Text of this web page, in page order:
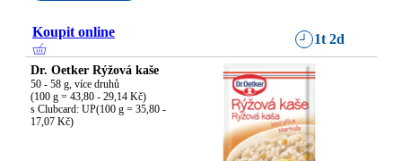
Koupit online 1t 2d
Dr. Oetker Rýžová kaše
50 - 58 g, více druhů
(100 g = 43,80 - 29,14 Kč)
s Clubcard: UP(100 g = 35,80 -
17,07 Kč)